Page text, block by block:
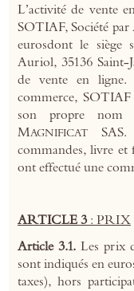
L’activité de vente
SOTIAF, Société par
eurosdont le siège
Auriol, 35136 Saint-
de vente en ligne.
commerce,
son propre nom
MAGNIFICAT
commandes, livre et
ont effectué une
ARTICLE 3 : PRIX
Article 3.1. Les prix
sont indiqués en
taxes), hors